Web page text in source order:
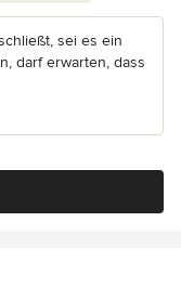
sei es ein
darf erwarten, dass